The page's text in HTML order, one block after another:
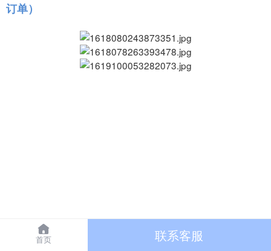
订单）
首页 联系客服